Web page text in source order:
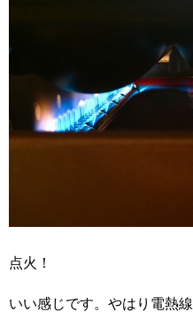
点火！
いい感じです。やはり電熱